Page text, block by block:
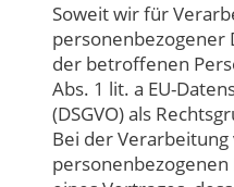
Soweit wir für
personenbezogener
der betroffenen
Abs. 1 lit. a EU-
(DSGVO) als
Bei der Verarbeitung